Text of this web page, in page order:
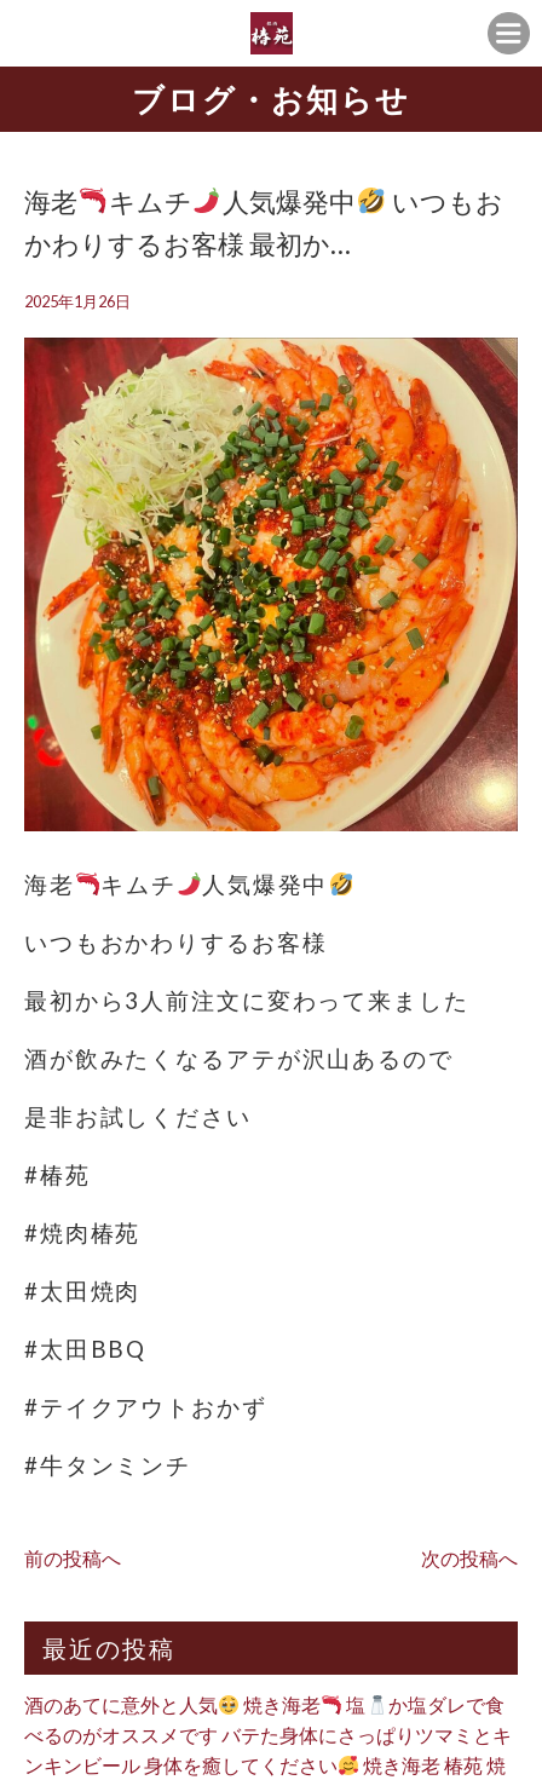
ブログ・お知らせ
海老 キムチ 人気爆発中
いつもお
かわりするお客様 最初か…
2025年1月26日
海老 キムチ 人気爆発中
いつもおかわりするお客様
最初から3人前注文に変わって来ました
酒が飲みたくなるアテが沢山あるので
是非お試しください
#椿苑
#焼肉椿苑
#太田焼肉
#太田BBQ
#テイクアウトおかず
#牛タンミンチ
前の投稿へ 次の投稿へ
最近の投稿
酒のあてに意外と人気 焼き海老 塩
か塩ダレで食
べるのがオススメです バテた身体にさっぱりツマミとキ
ンキンビール 身体を癒してください
焼き海老 椿苑 焼